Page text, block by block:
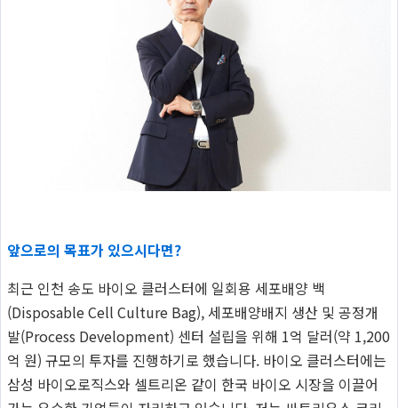
앞으로의 목표가 있으시다면?
최근 인천 송도 바이오 클러스터에 일회용 세포배양 백
(Disposable Cell Culture Bag), 세포배양배지 생산 및 공정개
발(Process Development) 센터 설립을 위해 1억 달러(약 1,200
억 원) 규모의 투자를 진행하기로 했습니다. 바이오 클러스터에는
삼성 바이오로직스와 셀트리온 같이 한국 바이오 시장을 이끌어